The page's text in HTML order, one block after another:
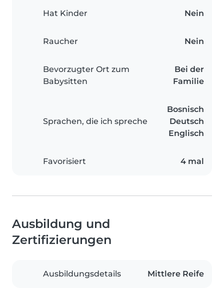
Hat Kinder Nein
Raucher Nein
Bevorzugter Ort zum
Babysitten
Bei der
Familie
Sprachen, die ich spreche
Bosnisch
Deutsch
Englisch
Favorisiert 4 mal
Ausbildung und
Zertifizierungen
Ausbildungsdetails Mittlere Reife